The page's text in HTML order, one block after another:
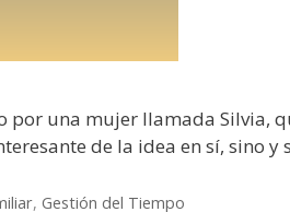
una mujer llamada Silvia,
de la idea en sí, sino
, Gestión del Tiempo